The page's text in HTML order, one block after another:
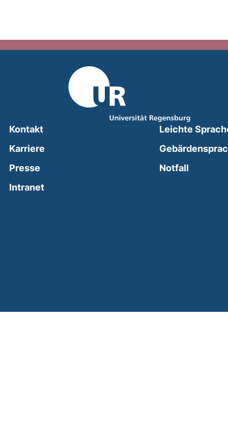
Kontakt
Karriere
Presse
Intranet(external link, opens in a new window)
Leichte
Notfall